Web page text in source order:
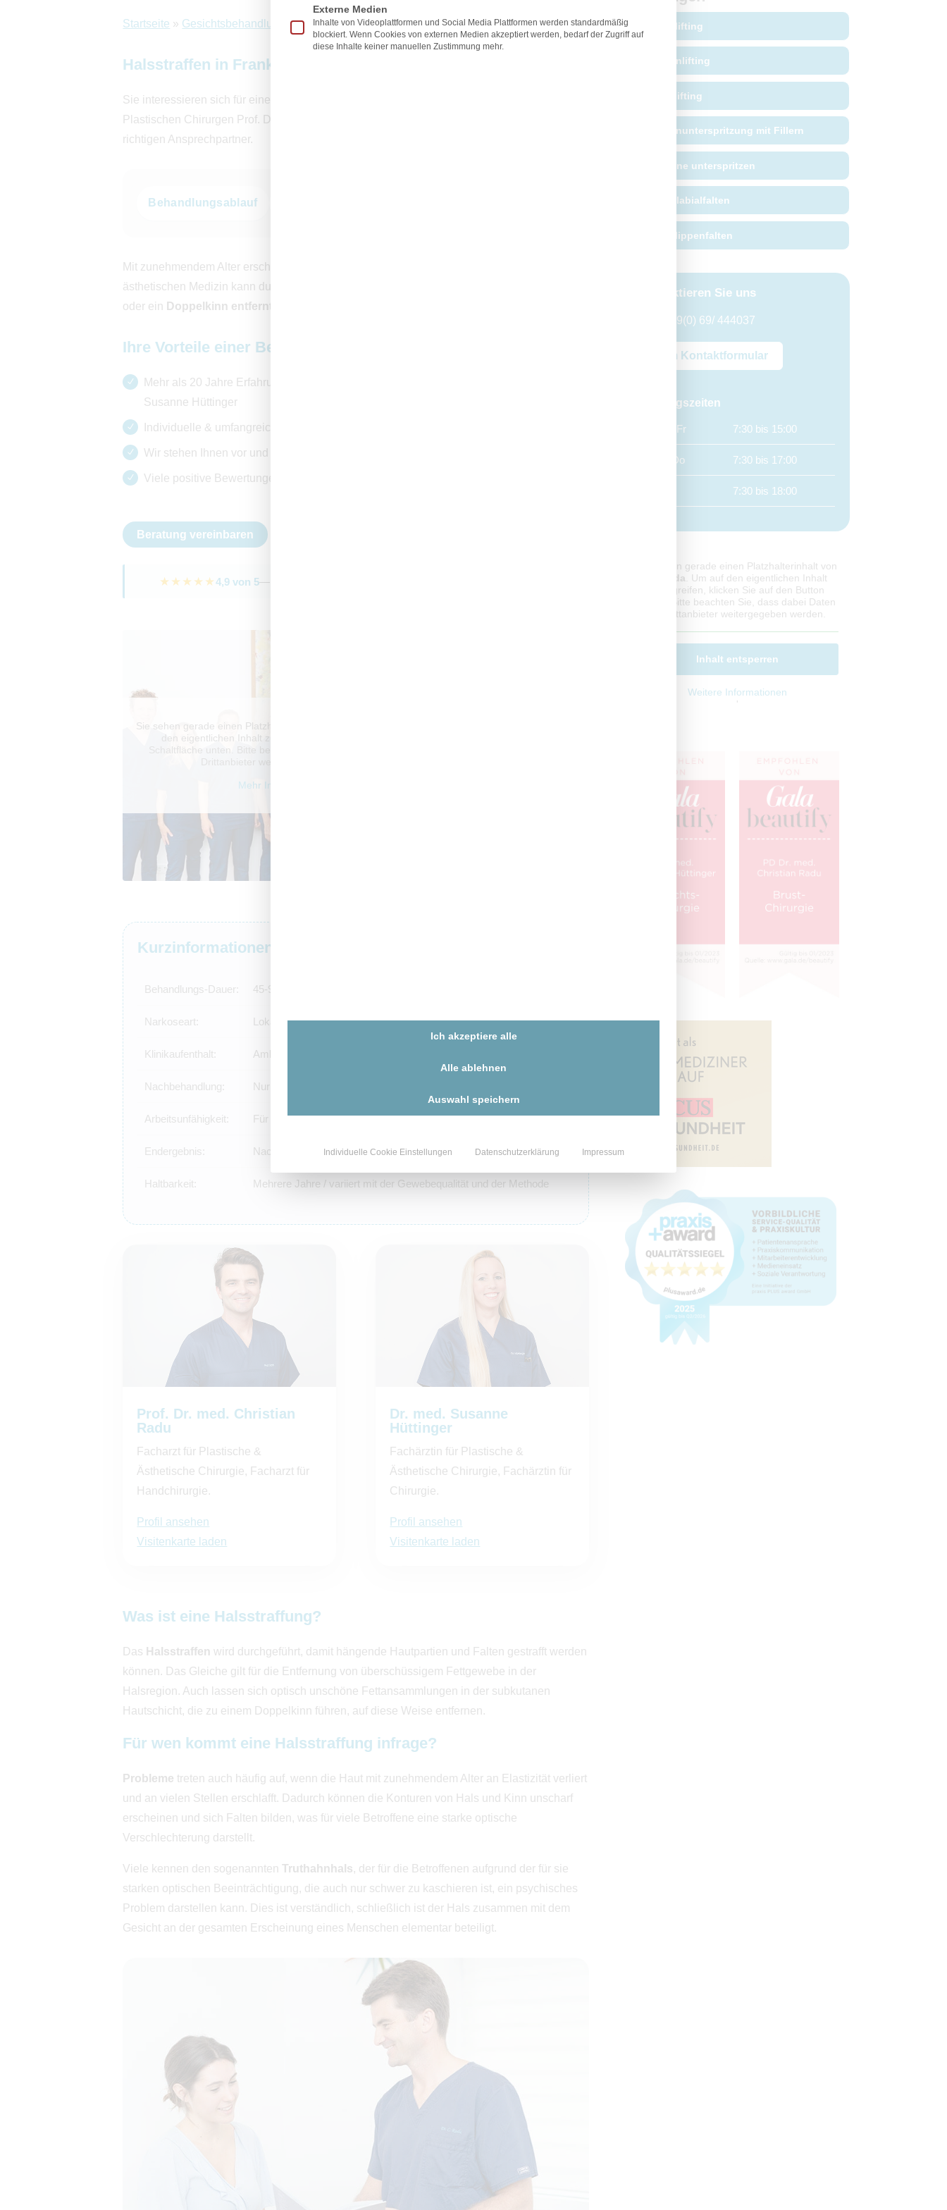
Startseite » Gesichtsbehandlung Frankfurt»Halsstraffung
Halsstraffen in Frankfurt am Main
Sie interessieren sich für eine
Plastischen Chirurgen Prof. Dr. med. Christian Radu und Dr. med. Susanne Hüttinger Ihre
richtigen Ansprechpartner.
Behandlungsablauf
Mit zunehmendem Alter erschlafft die Haut, was zu hängenden Hautpartien führt. Mithilfe der
ästhetischen Medizin kann durch risikoarmen Maßnahmen eine straffere Halspartie erreicht
oder ein Doppelkinn entfernt
Ihre Vorteile einer Behandlung in der Praxis Schillerstrasse
Mehr als 20 Jahre Erfahrung der Fachärzte Prof. Dr. med. Christian Radu & Dr. med.
Susanne Hüttinger
Individuelle & umfangreiche Beratung nach Ihren Wünschen
Wir stehen Ihnen vor und nach der OP persönlich zur Verfügung
Viele positive Bewertungen auf Jameda & Google
Beratung vereinbaren
★★★★★4,9 von 5— aus 163 verifizierten Google-Bewertungen —
Sie sehen gerade einen Platzhalterinhalt von
den eigentlichen Inhalt zuzugreifen, klicken Sie auf die
Schaltfläche unten. Bitte beachten Sie, dass dabei Daten an
Drittanbieter weitergegeben werden.
Mehr Informationen
Kurzinformationen zur Halsstraffung
Behandlungs-Dauer: 45-90 Minuten
Narkoseart: Lokale Betäubung / Vollnarkose / variiert je nach Methode
Klinikaufenthalt: Ambulant
Nachbehandlung: Nur in Ausnahmefällen nötig
Arbeitsunfähigkeit: Für 1-2 Wochen
Endergebnis: Nach wenigen Wochen
Haltbarkeit: Mehrere Jahre / variiert mit der Gewebequalität und der Methode
Prof. Dr. med. Christian
Radu
Facharzt für Plastische &
Ästhetische Chirurgie, Facharzt für
Handchirurgie.
Profil ansehen
Visitenkarte laden
Dr. med. Susanne
Hüttinger
Fachärztin für Plastische &
Ästhetische Chirurgie, Fachärztin für
Chirurgie.
Profil ansehen
Visitenkarte laden
Was ist eine Halsstraffung?
Das Halsstraffen wird durchgeführt, damit hängende Hautpartien und Falten gestrafft werden
können. Das Gleiche gilt für die Entfernung von überschüssigem Fettgewebe in der
Halsregion. Auch lassen sich optisch unschöne Fettansammlungen in der subkutanen
Hautschicht, die zu einem Doppelkinn führen, auf diese Weise entfernen.
Für wen kommt eine Halsstraffung infrage?
Probleme treten auch häufig auf, wenn die Haut mit zunehmendem Alter an Elastizität verliert
und an vielen Stellen erschlafft. Dadurch können die Konturen von Hals und Kinn unscharf
erscheinen und sich Falten bilden, was für viele Betroffene eine starke optische
Verschlechterung darstellt.
Viele kennen den sogenannten Truthahnhals, der für die Betroffenen aufgrund der für sie
starken optischen Beeinträchtigung, die auch nur schwer zu kaschieren ist, ein psychisches
Problem darstellen kann. Dies ist verständlich, schließlich ist der Hals zusammen mit dem
Gesicht an der gesamten Erscheinung eines Menschen elementar beteiligt.
Facelifting
Fadenlifting
Stirnlifting
Faltenunterspritzung mit Fillern
Jawline unterspritzen
Nasolabialfalten
Oberlippenfalten
Kontaktieren Sie uns
+49(0) 69/ 444037
Zum Kontaktformular
Öffnungszeiten
Mo, Fr 7:30 bis 15:00
Di, Do 7:30 bis 17:00
7:30 bis 18:00
Sie sehen gerade einen Platzhalterinhalt von
Jameda . Um auf den eigentlichen Inhalt
zuzugreifen, klicken Sie auf den Button
unten. Bitte beachten Sie, dass dabei Daten
an Drittanbieter weitergegeben werden.
Inhalt entsperren
Weitere Informationen
'
Externe Medien
Inhalte von Videoplattformen und Social Media Plattformen werden standardmäßig
blockiert. Wenn Cookies von externen Medien akzeptiert werden, bedarf der Zugriff auf
diese Inhalte keiner manuellen Zustimmung mehr.
Ich akzeptiere alle
Alle ablehnen
Auswahl speichern
Individuelle Cookie Einstellungen Datenschutzerklärung Impressum